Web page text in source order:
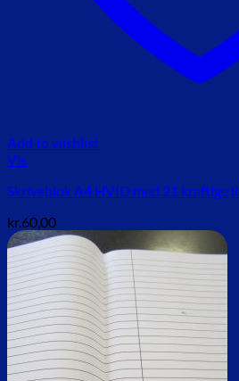
Add to wishlist
Vis
Skriveblok A4 HVID med 21 kraftige
kr.60,00